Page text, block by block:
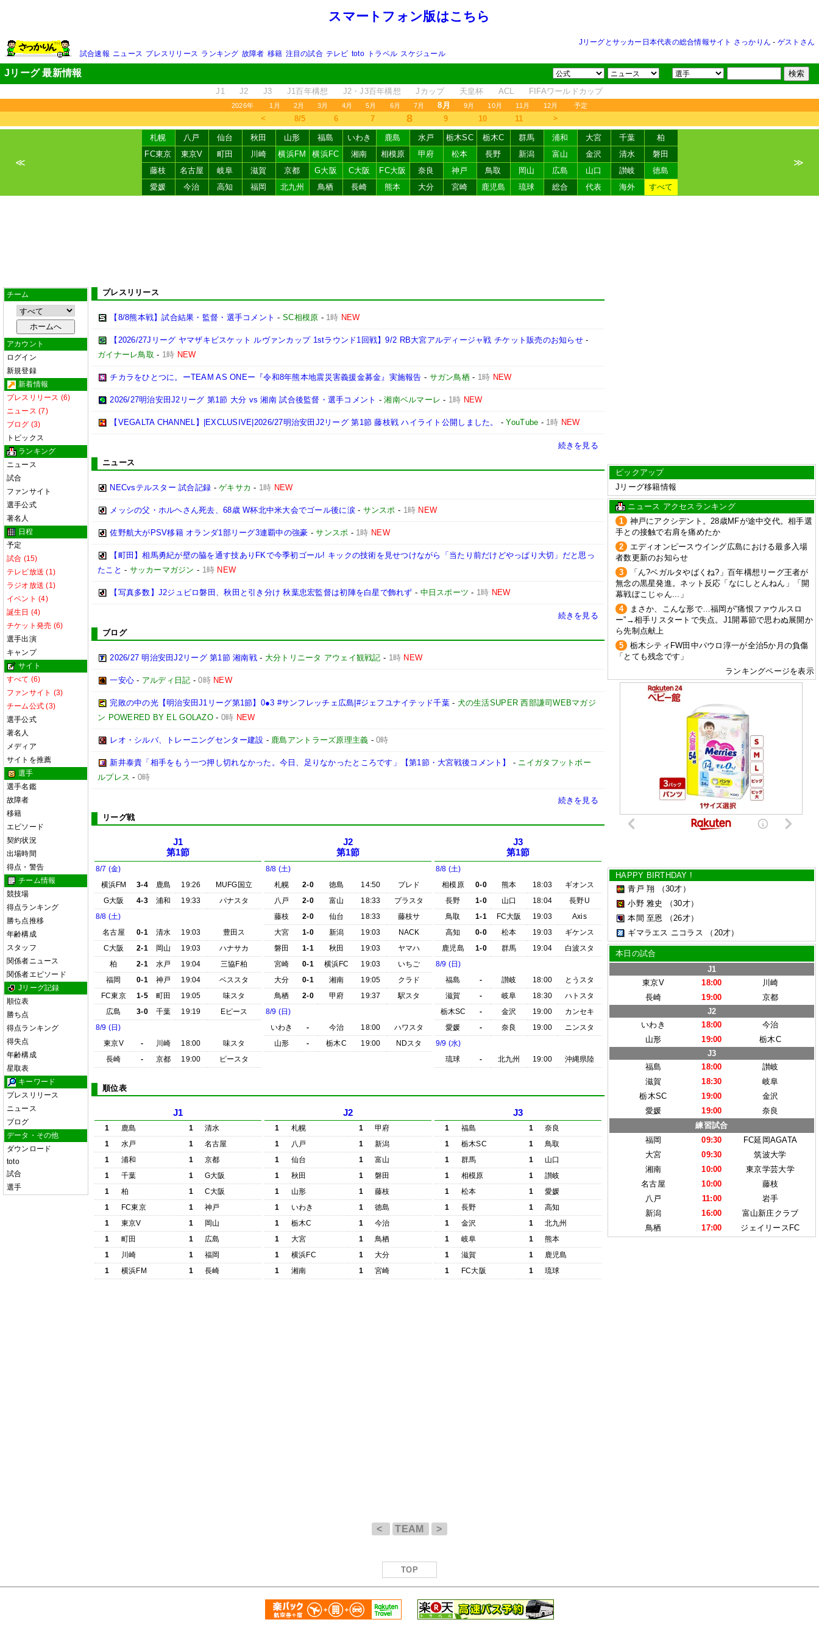
スマートフォン版はこちら
Jリーグとサッカー日本代表の総合情報サイト さっかりん - ゲストさん
試合速報 ニュース プレスリリース ランキング 故障者 移籍 注目の試合 テレビ toto トラベル スケジュール
Jリーグ 最新情報
J1 J2 J3 J1百年構想 J2・J3百年構想 Jカップ 天皇杯 ACL FIFAワールドカップ
2026年 1月 2月 3月 4月 5月 6月 7月 8月 9月 10月 11月 12月 予定
＜ 8/5 6 7 8 9 10 11 ＞
≪
札幌 八戸 仙台 秋田 山形 福島 いわき 鹿島 水戸 栃木SC 栃木C 群馬 浦和 大宮 千葉
柏
FC東京
東京V 町田 川崎 横浜FM 横浜FC 湘南 相模原 甲府 松本 長野 新潟 富山 金沢 清水
磐田
藤枝
名古屋 岐阜 滋賀 京都 G大阪 C大阪 FC大阪 奈良 神戸 鳥取 岡山 広島 山口 讃岐
徳島
愛媛
今治 高知 福岡 北九州 鳥栖 長崎 熊本 大分 宮崎 鹿児島 琉球 総合 代表 海外 すべて
≫
チーム
アカウント
ログイン
新規登録
新着情報
プレスリリース (6)
ニュース (7)
ブログ (3)
トピックス
ランキング
ニュース
試合
ファンサイト
選手公式
著名人
日程
予定
試合 (15)
テレビ放送 (1)
ラジオ放送 (1)
イベント (4)
誕生日 (4)
チケット発売 (6)
選手出演
キャンプ
サイト
すべて (6)
ファンサイト (3)
チーム公式 (3)
選手公式
著名人
メディア
サイトを推薦
選手
選手名鑑
故障者
移籍
エピソード
契約状況
出場時間
得点・警告
チーム情報
競技場
得点ランキング
勝ち点推移
年齢構成
スタッフ
関係者ニュース
関係者エピソード
Jリーグ記録
順位表
勝ち点
得点ランキング
得失点
年齢構成
星取表
キーワード
プレスリリース
ニュース
ブログ
データ・その他
ダウンロード
toto
試合
選手
プレスリリース
【8/8熊本戦】試合結果・監督・選手コメント - SC相模原 - 1時 NEW
【2026/27Jリーグ ヤマザキビスケット ルヴァンカップ 1stラウンド1回戦】9/2 RB大宮アルディージャ戦 チケット販売のお知らせ-
ガイナーレ鳥取 - 1時 NEW
チカラをひとつに。ーTEAM AS ONEー『令和8年熊本地震災害義援金募金』実施報告 - サガン鳥栖- 1時 NEW
2026/27明治安田J2リーグ 第1節 大分 vs 湘南 試合後監督・選手コメント -湘南ベルマーレ - 1時 NEW
【VEGALTA CHANNEL】|EXCLUSIVE|2026/27明治安田J2リーグ 第1節 藤枝戦 ハイライト公開しました。 -YouTube - 1時 NEW
続きを見る
ニュース
NECvsテルスター 試合記録 -ゲキサカ - 1時 NEW
メッシの父・ホルヘさん死去、68歳 W杯北中米大会でゴール後に涙 - サンスポ - 1時 NEW
佐野航大がPSV移籍 オランダ1部リーグ3連覇中の強豪 -サンスポ - 1時 NEW
【町田】相馬勇紀が壁の脇を通す技ありFKで今季初ゴール! キックの技術を見せつけながら「当たり前だけどやっぱり大切」だと思っ
たこと - サッカーマガジン - 1時 NEW
【写真多数】J2ジュビロ磐田、秋田と引き分け 秋葉忠宏監督は初陣を白星で飾れず - 中日スポーツ - 1時 NEW
続きを見る
ブログ
2026/27 明治安田J2リーグ 第1節 湘南戦- 大分トリニータ アウェイ観戦記 - 1時 NEW
一安心 - アルディ日記 -0時 NEW
完敗の中の光【明治安田J1リーグ第1節】0●3 #サンフレッチェ広島|#ジェフユナイテッド千葉- 犬の生活SUPER 西部謙司WEBマガジ
ン POWERED BY EL GOLAZO- 0時 NEW
レオ・シルバ、トレーニングセンター建設 - 鹿島アントラーズ原理主義 -0時
新井泰貴「相手をもう一つ押し切れなかった。今日、足りなかったところです」【第1節・大宮戦後コメント】 - ニイガタフットボー
ルプレス - 0時
続きを見る
リーグ戦
J1
第1節
8/7 (金)
横浜FM
3-4 鹿島 19:26
MUFG国立
G大阪
4-3 浦和 19:33
パナスタ
8/8 (土)
名古屋
0-1 清水 19:03
豊田ス
C大阪
2-1 岡山 19:03
ハナサカ
柏
2-1 水戸 19:04
三協F柏
福岡
0-1 神戸 19:04
ベススタ
FC東京
1-5 町田 19:05
味スタ
広島
3-0 千葉 19:19
Eピース
8/9 (日)
東京V
- 川崎 18:00
味スタ
長崎
- 京都 19:00 ピースタ
J2
第1節
8/8 (土)
札幌
2-0 徳島 14:50
プレド
八戸
2-0 富山 18:33
プラスタ
藤枝
2-0 仙台 18:33
藤枝サ
大宮
1-0 新潟 19:03
NACK
磐田
1-1 秋田 19:03
ヤマハ
宮崎
0-1 横浜FC 19:03
いちご
大分
0-1 湘南 19:05
クラド
鳥栖
2-0 甲府 19:37
駅スタ
8/9 (日)
いわき
- 今治 18:00
ハワスタ
山形
- 栃木C 19:00 NDスタ
J3
第1節
8/8 (土)
相模原
0-0 熊本 18:03
ギオンス
長野
1-0 山口 18:04
長野U
鳥取
1-1 FC大阪 19:03
Axis
高知
0-0 松本 19:03
ギケンス
鹿児島
1-0 群馬 19:04
白波スタ
8/9 (日)
福島
- 讃岐 18:00
とうスタ
滋賀
- 岐阜 18:30
ハトスタ
栃木SC
- 金沢 19:00
カンセキ
愛媛
- 奈良 19:00
ニンスタ
9/9 (水)
琉球
- 北九州 19:00 沖縄県陸
順位表
J1
1 鹿島 1
清水
1
水戸 1
名古屋
1
浦和 1
京都
1
千葉 1
G大阪
1
柏 1
C大阪
1
FC東京 1
神戸
1
東京V 1
岡山
1
町田 1
広島
1
川崎 1
福岡
1
横浜FM 1 長崎
J2
1 札幌 1
甲府
1
八戸 1
新潟
1
仙台 1
富山
1
秋田 1
磐田
1
山形 1
藤枝
1
いわき 1
徳島
1
栃木C 1
今治
1
大宮 1
鳥栖
1
横浜FC 1
大分
1
湘南 1 宮崎
J3
1 福島 1
奈良
1
栃木SC 1
鳥取
1
群馬 1
山口
1
相模原 1
讃岐
1
松本 1
愛媛
1
長野 1
高知
1
金沢 1
北九州
1
岐阜 1
熊本
1
滋賀 1
鹿児島
1
FC大阪 1 琉球
ピックアップ
Jリーグ移籍情報
ニュース アクセスランキング
1
神戸にアクシデント。28歳MFが途中交代。相手選
手との接触で右肩を痛めたか
2
エディオンピースウイング広島における最多入場
者数更新のお知らせ
3
「ん?ベガルタやばくね?」百年構想リーグ王者が
無念の黒星発進。ネット反応「なにしとんねん」「開
幕戦ぼこじゃん...」
4
まさか、こんな形で…福岡が“痛恨ファウルスロ
ー”→相手リスタートで失点。J1開幕節で思わぬ展開か
ら先制点献上
5
栃木シティFW田中パウロ淳一が全治5か月の負傷
「とても残念です」
ランキングページを表示
HAPPY BIRTHDAY !
青戸 翔
（30才）
小野 雅史
（30才）
本間 至恩
（26才）
ギマラエス ニコラス
（20才）
本日の試合
J1
東京V
18:00
川崎
長崎
19:00
京都
J2
いわき
18:00
今治
山形
19:00
栃木C
J3
福島
18:00
讃岐
滋賀
18:30
岐阜
栃木SC
19:00
金沢
愛媛
19:00
奈良
練習試合
福岡
09:30
FC延岡AGATA
大宮
09:30
筑波大学
湘南
10:00
東京学芸大学
名古屋
10:00
藤枝
八戸
11:00
岩手
新潟
16:00
富山新庄クラブ
鳥栖
17:00 ジェイリースFC
< TEAM >
TOP